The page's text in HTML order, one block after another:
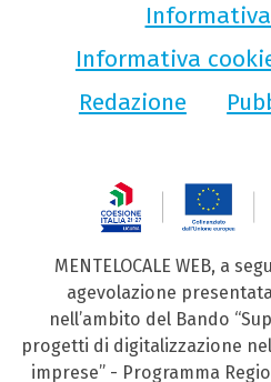
Informativa
Redazione
MENTELOCALE WEB, a
agevolazione
nell’ambito del Bando
progetti di digitalizzazione
imprese” - Programma